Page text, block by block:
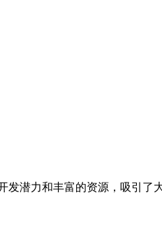
发潜力和丰富的资源，吸引了